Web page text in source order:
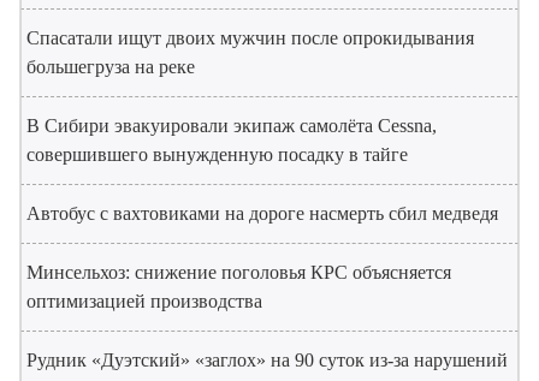
Спасатали ищут двоих мужчин после опрокидывания
большегруза на реке
В Сибири эвакуировали экипаж самолёта Cessna,
совершившего вынужденную посадку в тайге
Автобус с вахтовиками на дороге насмерть сбил медведя
Минсельхоз: снижение поголовья КРС объясняется
оптимизацией производства
Рудник «Дуэтский» «заглох» на 90 суток из-за нарушений